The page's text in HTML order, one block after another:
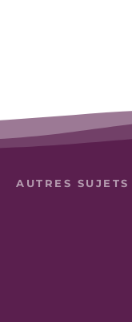
AUTRES SUJETS